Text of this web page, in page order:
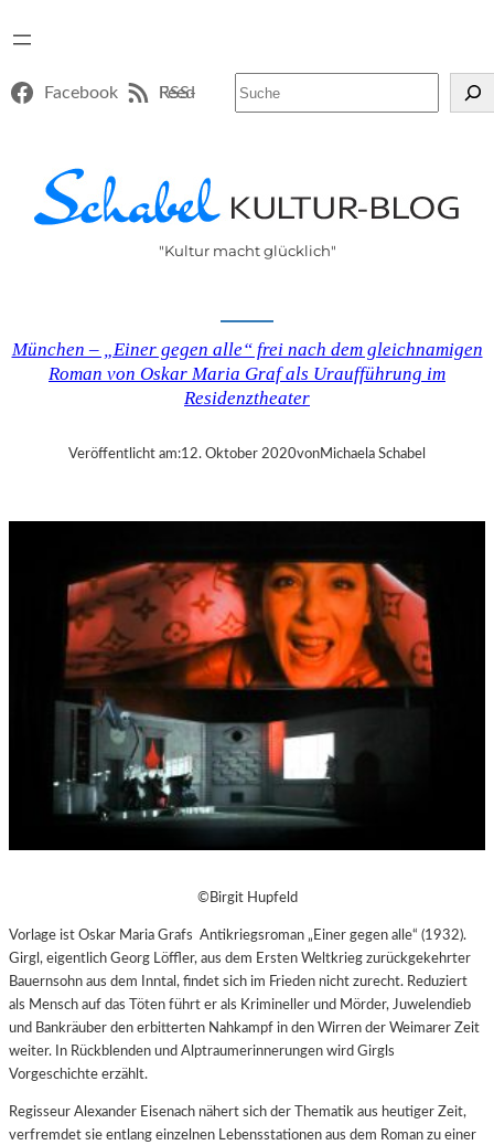
Facebook RSS-Feed
"Kultur macht glücklich"
München – „Einer gegen alle“ frei nach dem gleichnamigen
Roman von Oskar Maria Graf als Uraufführung im
Residenztheater
Veröffentlicht am:12. Oktober 2020vonMichaela Schabel
©Birgit Hupfeld
Vorlage ist Oskar Maria Grafs Antikriegsroman „Einer gegen alle“ (1932).
Girgl, eigentlich Georg Löffler, aus dem Ersten Weltkrieg zurückgekehrter
Bauernsohn aus dem Inntal, findet sich im Frieden nicht zurecht. Reduziert
als Mensch auf das Töten führt er als Krimineller und Mörder, Juwelendieb
und Bankräuber den erbitterten Nahkampf in den Wirren der Weimarer Zeit
weiter. In Rückblenden und Alptraumerinnerungen wird Girgls
Vorgeschichte erzählt.
Regisseur Alexander Eisenach nähert sich der Thematik aus heutiger Zeit,
verfremdet sie entlang einzelnen Lebensstationen aus dem Roman zu einer